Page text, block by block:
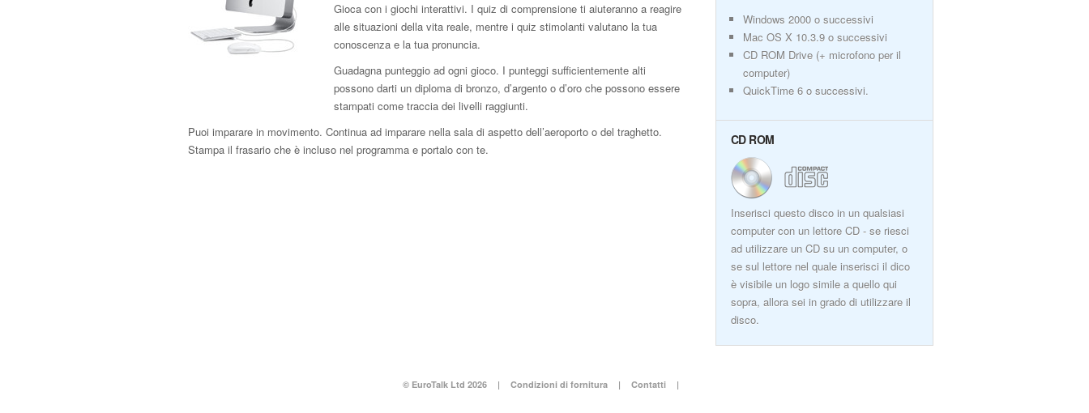
Gioca con i giochi interattivi. I quiz di comprensione ti aiuteranno a reagire
alle situazioni della vita reale, mentre i quiz stimolanti valutano la tua
conoscenza e la tua pronuncia.
Guadagna punteggio ad ogni gioco. I punteggi sufficientemente alti
possono darti un diploma di bronzo, d’argento o d’oro che possono essere
stampati come traccia dei livelli raggiunti.
Puoi imparare in movimento. Continua ad imparare nella sala di aspetto dell’aeroporto o del traghetto.
Stampa il frasario che è incluso nel programma e portalo con te.
Windows 2000 o successivi
Mac OS X 10.3.9 o successivi
CD ROM Drive (+ microfono per il
computer)
QuickTime 6 o successivi.
CD ROM
Inserisci questo disco in un qualsiasi
computer con un lettore CD - se riesci
ad utilizzare un CD su un computer, o
se sul lettore nel quale inserisci il dico
è visibile un logo simile a quello qui
sopra, allora sei in grado di utilizzare il
disco.
© EuroTalk Ltd 2026 | Condizioni di fornitura | Contatti |